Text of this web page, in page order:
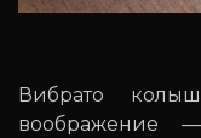
Вибрато
воображение